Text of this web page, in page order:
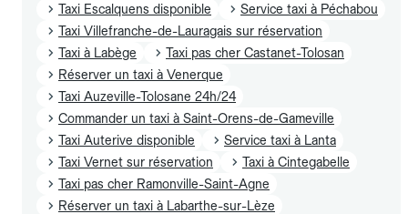
Taxi Escalquens disponible
Service taxi à Péchabou
Taxi Villefranche-de-Lauragais sur réservation
Taxi à Labège
Taxi pas cher Castanet-Tolosan
Réserver un taxi à Venerque
Taxi Auzeville-Tolosane 24h/24
Commander un taxi à Saint-Orens-de-Gameville
Taxi Auterive disponible
Service taxi à Lanta
Taxi Vernet sur réservation
Taxi à Cintegabelle
Taxi pas cher Ramonville-Saint-Agne
Réserver un taxi à Labarthe-sur-Lèze